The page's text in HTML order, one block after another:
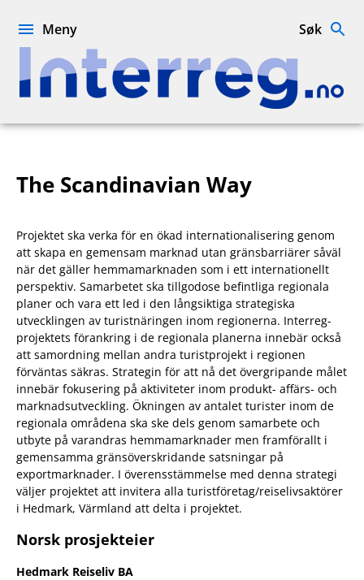
Interreg.no
Meny Søk
The Scandinavian Way
Projektet ska verka för en ökad internationalisering genom
att skapa en gemensam marknad utan gränsbarriärer såväl
när det gäller hemmamarknaden som i ett internationellt
perspektiv. Samarbetet ska tillgodose befintliga regionala
planer och vara ett led i den långsiktiga strategiska
utvecklingen av turistnäringen inom regionerna. Interreg-
projektets förankring i de regionala planerna innebär också
att samordning mellan andra turistprojekt i regionen
förväntas säkras. Strategin för att nå det övergripande målet
innebär fokusering på aktiviteter inom produkt- affärs- och
marknadsutveckling. Ökningen av antalet turister inom de
regionala områdena ska ske dels genom samarbete och
utbyte på varandras hemmamarknader men framförallt i
gemensamma gränsöverskridande satsningar på
exportmarknader. I överensstämmelse med denna strategi
väljer projektet att invitera alla turistföretag/reiselivsaktörer
i Hedmark, Värmland att delta i projektet.
Norsk prosjekteier
Hedmark Reiseliv BA